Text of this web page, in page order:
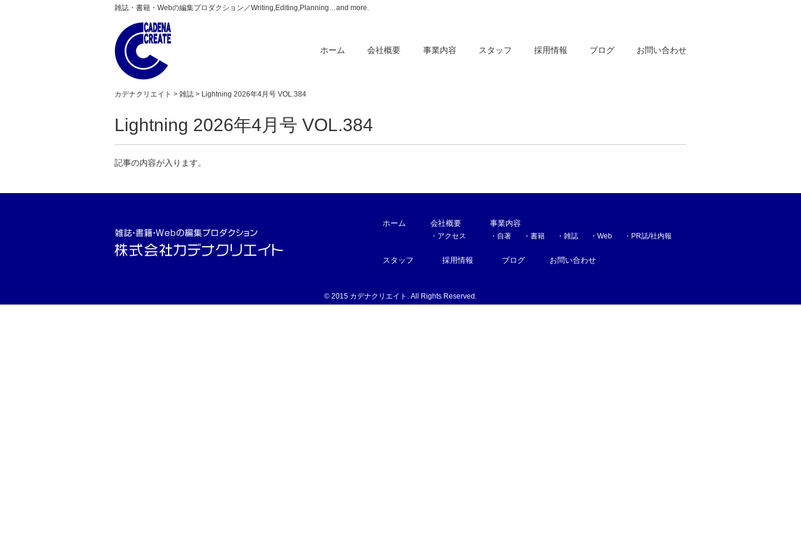
雑誌・書籍・Webの編集プロダクション／Writing,Editing,Planning…and more.
ホーム 会社概要 事業内容 スタッフ 採用情報 ブログ お問い合わせ
カデナクリエイト > 雑誌 > Lightning 2026年4月号 VOL.384
Lightning 2026年4月号 VOL.384
記事の内容が入ります。
ホーム 会社概要
・ アクセス
事業内容
・ 自著 ・ 書籍 ・ 雑誌 ・ Web ・ PR誌/社内報
スタッフ 採用情報 ブログ お問い合わせ
© 2015 カデナクリエイト. All Rights Reserved.